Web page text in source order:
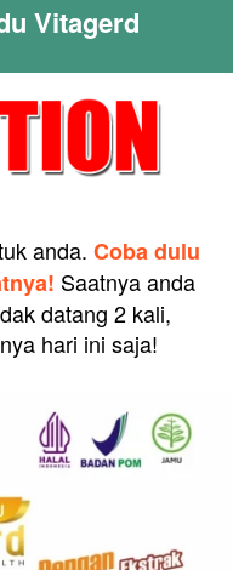
Vitagerd
anda. Coba dulu
Saatnya anda
datang 2 kali,
hari ini saja!